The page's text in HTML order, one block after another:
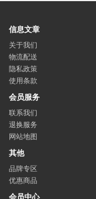
信息文章
关于我们
物流配送
隐私政策
使用条款
会员服务
联系我们
退换服务
网站地图
其他
品牌专区
优惠商品
会员中心